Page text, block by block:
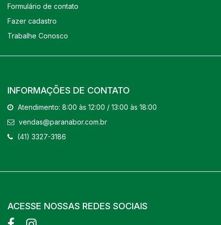
Formulário de contato
Fazer cadastro
Trabalhe Conosco
INFORMAÇÕES DE CONTATO
Atendimento: 8:00 às 12:00 / 13:00 às 18:00
vendas@paranabor.com.br
(41) 3327-3186
ACESSE NOSSAS REDES SOCIAIS